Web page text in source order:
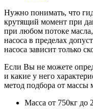
Нужно понимать, что
крутящий момент при
при любом потоке
насоса в пределах
насоса зависит только
Если Вы не можете
и какие у него
метод подбора от
Масса от 750кг до